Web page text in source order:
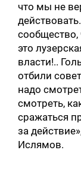
что мы не
сообщество,
это
власти!..
отбили
надо
смотреть,
сражаться
за
Ислямов.